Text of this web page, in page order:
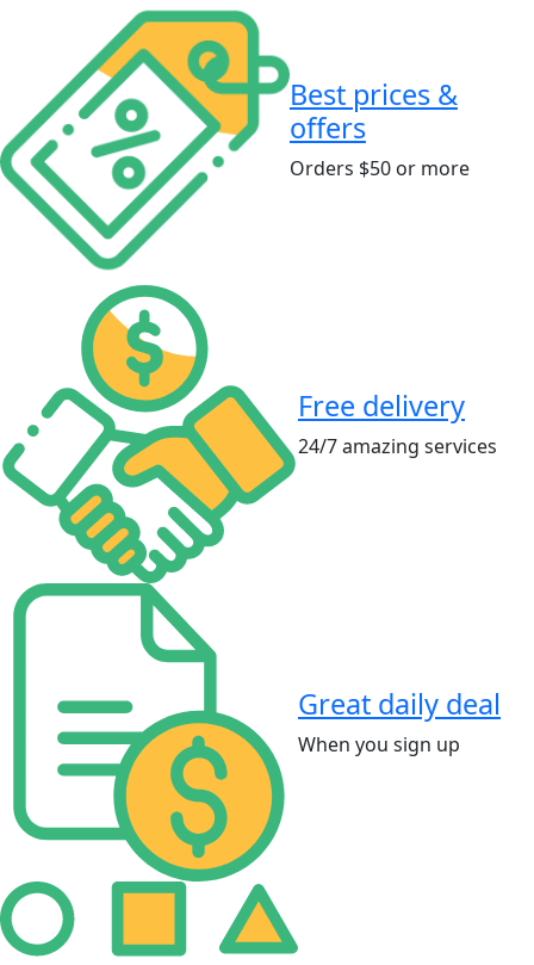
Best prices &
offers
Orders $50 or more
Free delivery
24/7 amazing services
Great daily deal
When you sign up